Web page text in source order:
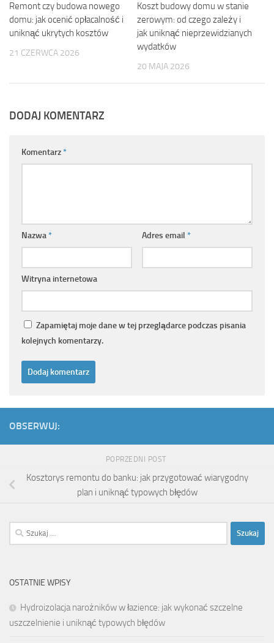
Remont czy budowa nowego
domu: jak ocenić opłacalność i
uniknąć ukrytych kosztów
21 CZERWCA 2026
Koszt budowy domu w stanie
zerowym: od czego zależy i
jak uniknąć nieprzewidzianych
wydatków
20 MAJA 2026
DODAJ KOMENTARZ
Komentarz*
Nazwa* Adres email *
Witryna internetowa
Zapamiętaj moje dane w tej przeglądarce podczas pisania
kolejnych komentarzy.
OBSERWUJ:
POPRZEDNI POST
Kosztorys remontu do banku: jak przygotować wiarygodny
plan i uniknąć typowych błędów
Szukaj:
OSTATNIE WPISY
Hydroizolacja narożników w łazience: jak wykonać szczelne
uszczelnienie i uniknąć typowych błędów